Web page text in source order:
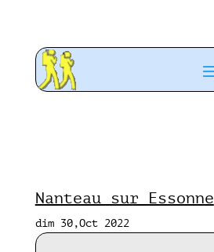
Nanteau sur Essonne
dim 30,Oct 2022